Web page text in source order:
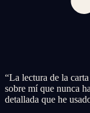
“La lectura de la
sobre mí que nunca
detallada que he